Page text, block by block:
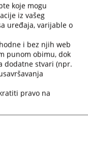
koje mogu
iz vašeg
uređaja, varijable o
i bez njih web
punom obimu, dok
dodatne stvari (npr.
pravo na